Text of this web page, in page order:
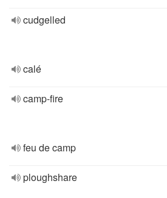
cudgelled
calé
camp-fire
feu de camp
ploughshare